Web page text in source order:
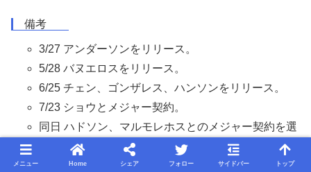
備考
3/27 アンダーソンをリリース。
5/28 バヌエロスをリリース。
6/25 チェン、ゴンザレス、ハンソンをリリース。
7/23 ショウとメジャー契約。
同日 ハドソン、マルモレホスとのメジャー契約を選
メニュー Home シェア フォロー サイドバー トップ